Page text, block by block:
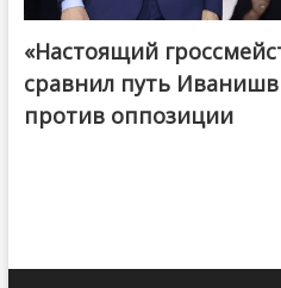
@ქართული ოცნება / Georgian
«Настоящий
сравнил путь
против оппозиции